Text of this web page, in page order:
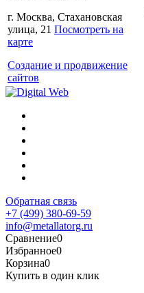
г. Москва, Стахановская
улица, 21 Посмотреть на
карте
Создание и продвижение
сайтов
Обратная связь
+7 (499) 380-69-59
info@metallatorg.ru
Сравнение0
Избранное0
Корзина0
Купить в один клик